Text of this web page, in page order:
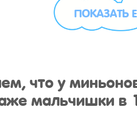
ПОКАЗАТЬ
что у
мальчишки в